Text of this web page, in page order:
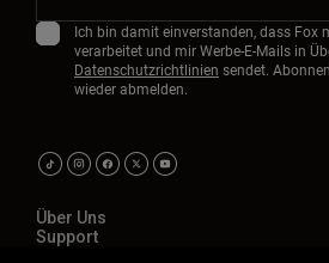
Ich bin damit einverstanden, dass Fox
verarbeitet und mir Werbe-E-Mails in
Datenschutzrichtlinien sendet.
wieder abmelden.
Über Uns
Support